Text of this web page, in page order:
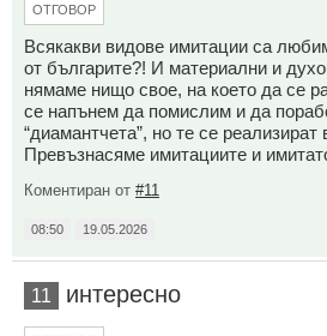
ОТГОВОР
Всякакви видове имитации са
от българите?! И материални и
нямаме нищо свое, на което да се
се напънем да помислим и да
“диамантчета”, но те се реализират
Превъзнасяме имитациите и
Коментиран от #11
08:50 19.05.2026
11 интересно